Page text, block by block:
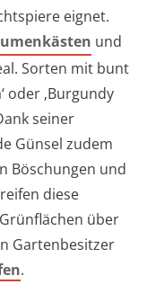
eignet.
und
Sorten mit bunt
oder ‚Burgundy
seiner
Günsel zudem
Böschungen und
diese
über
Gartenbesitzer
.